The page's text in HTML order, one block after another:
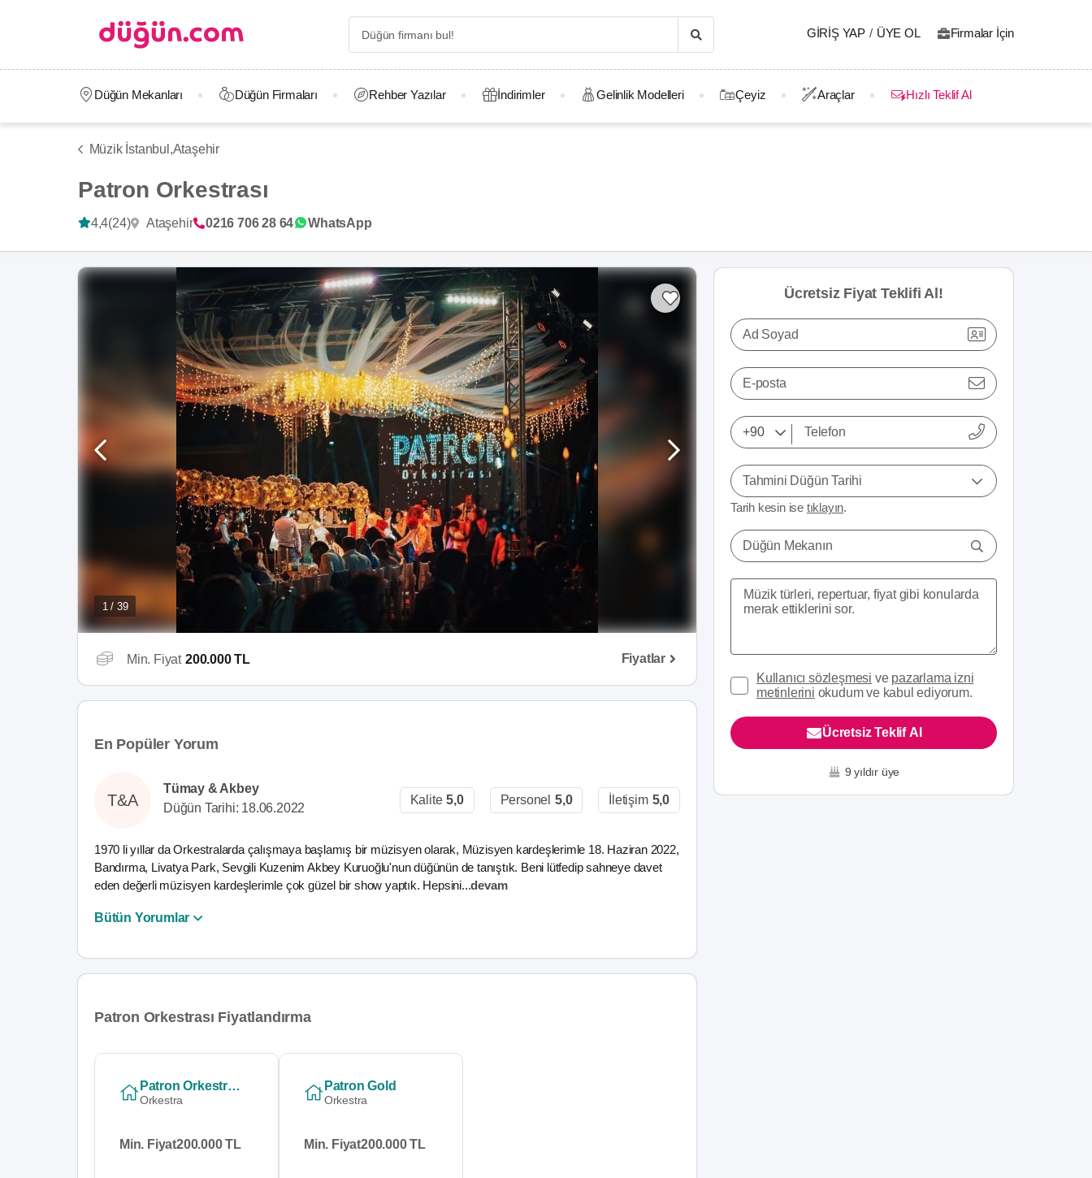
GIRIŞ YAP / ÜYE OL Firmalar İçin
Düğün Mekanları Düğün Firmaları Rehber Yazılar İndirimler Gelinlik Modelleri Çeyiz Araçlar Hızlı Teklif Al
Müzik İstanbul,Ataşehir
Patron Orkestrası
4,4(24) Ataşehir 0216 706 28 64 WhatsApp
1 / 39
Min. Fiyat 200.000 TL Fiyatlar
En Popüler Yorum
T&A
Tümay & Akbey
Düğün Tarihi: 18.06.2022
Kalite 5,0 Personel 5,0 İletişim 5,0
1970 li yıllar da Orkestralarda çalışmaya başlamış bir müzisyen olarak, Müzisyen kardeşlerimle 18. Haziran 2022,
Bandırma, Livatya Park, Sevgili Kuzenim Akbey Kuruoğlu'nun düğünün de tanıştık. Beni lütfedip sahneye davet
eden değerli müzisyen kardeşlerimle çok güzel bir show yaptık. Hepsini...devam
Bütün Yorumlar
Patron Orkestrası Fiyatlandırma
Patron Orkestrası Silver
Orkestra
Min. Fiyat200.000 TL
Patron Gold
Orkestra
Min. Fiyat200.000 TL
Ücretsiz Fiyat Teklifi Al!
Ad Soyad
E-posta
Tahmini Düğün Tarihi
Tarih kesin ise tıklayın.
Düğün Mekanın
Kullanıcı sözleşmesi ve pazarlama izni
metinlerini okudum ve kabul ediyorum.
Ücretsiz Teklif Al
9 yıldır üye